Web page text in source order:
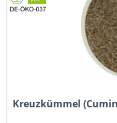
Kreuzkümmel